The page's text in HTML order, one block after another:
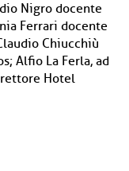
Nigro docente
Ferrari docente
Chiucchiù
Alfio La Ferla, ad
Hotel